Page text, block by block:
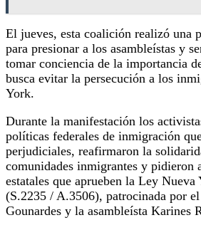
El jueves, esta coalición realizó una
para presionar a los asambleístas y
tomar conciencia de la importancia
busca evitar la persecución a los
York.
Durante la manifestación los
políticas federales de inmigración
perjudiciales, reafirmaron la
comunidades inmigrantes y pidieron
estatales que aprueben la Ley Nueva
(S.2235 / A.3506), patrocinada por
Gounardes y la asambleísta Karines